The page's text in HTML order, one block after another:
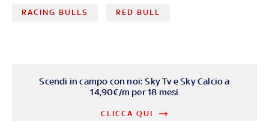
RACING BULLS RED BULL
Scendi in campo con noi: Sky Tv e Sky Calcio a
14,90€/m per 18 mesi
CLICCA QUI